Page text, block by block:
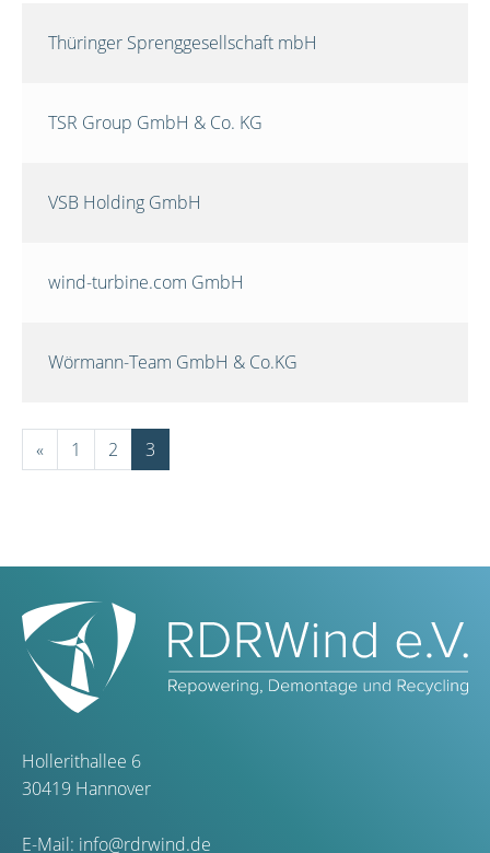
Thüringer Sprenggesellschaft mbH
TSR Group GmbH & Co. KG
VSB Holding GmbH
wind-turbine.com GmbH
Wörmann-Team GmbH & Co.KG
« 1 2 3
Hollerithallee 6
30419 Hannover
E-Mail: info@rdrwind.de